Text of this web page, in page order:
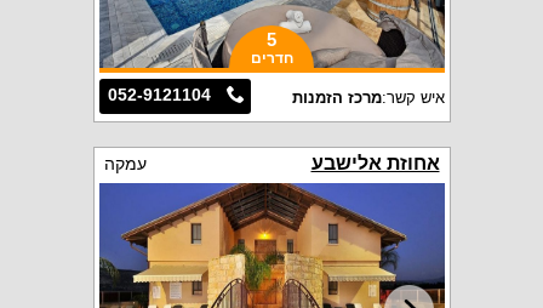
5
חדרים
052-9121104 איש קשר:מרכז הזמנות
אחוזת אלישבע עמקה